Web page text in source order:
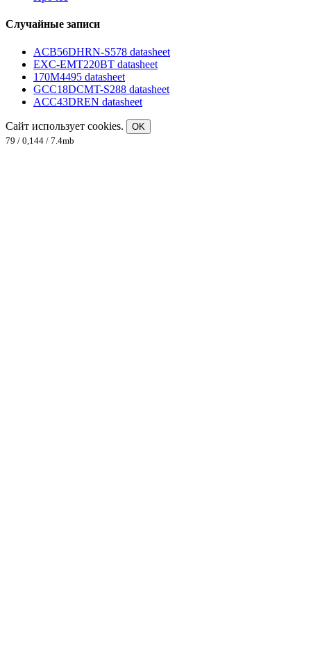
Случайные записи
ACB56DHRN-S578 datasheet
EXC-EMT220BT datasheet
170M4495 datasheet
GCC18DCMT-S288 datasheet
ACC43DREN datasheet
Сайт использует cookies.
OK
79 / 0,144 / 7.4mb